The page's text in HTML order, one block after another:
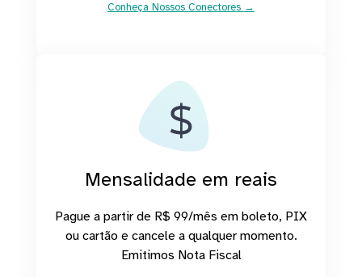
Conheça Nossos Conectores →
Mensalidade em reais
Pague a partir de R$ 99/mês em boleto, PIX
ou cartão e cancele a qualquer momento.
Emitimos Nota Fiscal